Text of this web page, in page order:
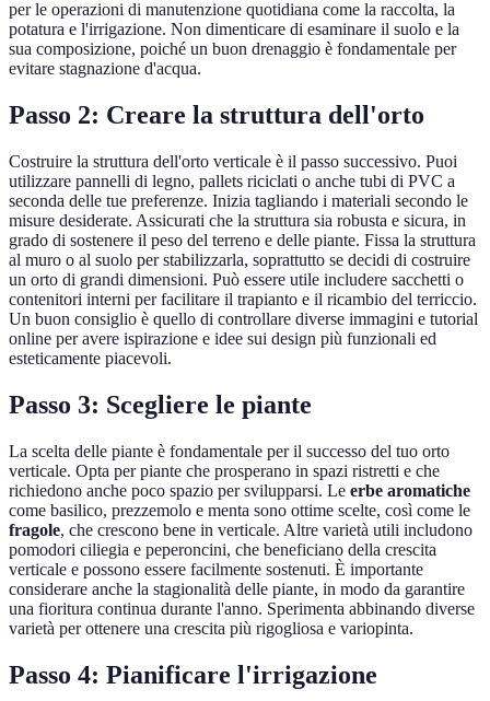
per le operazioni di manutenzione quotidiana come la raccolta, la
potatura e l'irrigazione. Non dimenticare di esaminare il suolo e la
sua composizione, poiché un buon drenaggio è fondamentale per
evitare stagnazione d'acqua.
Passo 2: Creare la struttura dell'orto
Costruire la struttura dell'orto verticale è il passo successivo. Puoi
utilizzare pannelli di legno, pallets riciclati o anche tubi di PVC a
seconda delle tue preferenze. Inizia tagliando i materiali secondo le
misure desiderate. Assicurati che la struttura sia robusta e sicura, in
grado di sostenere il peso del terreno e delle piante. Fissa la struttura
al muro o al suolo per stabilizzarla, soprattutto se decidi di costruire
un orto di grandi dimensioni. Può essere utile includere sacchetti o
contenitori interni per facilitare il trapianto e il ricambio del terriccio.
Un buon consiglio è quello di controllare diverse immagini e tutorial
online per avere ispirazione e idee sui design più funzionali ed
esteticamente piacevoli.
Passo 3: Scegliere le piante
La scelta delle piante è fondamentale per il successo del tuo orto
verticale. Opta per piante che prosperano in spazi ristretti e che
richiedono anche poco spazio per svilupparsi. Le erbe aromatiche
come basilico, prezzemolo e menta sono ottime scelte, così come le
fragole, che crescono bene in verticale. Altre varietà utili includono
pomodori ciliegia e peperoncini, che beneficiano della crescita
verticale e possono essere facilmente sostenuti. È importante
considerare anche la stagionalità delle piante, in modo da garantire
una fioritura continua durante l'anno. Sperimenta abbinando diverse
varietà per ottenere una crescita più rigogliosa e variopinta.
Passo 4: Pianificare l'irrigazione